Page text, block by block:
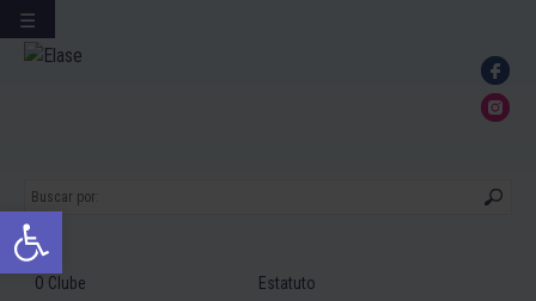
Abrir a barra de ferramentas
Ir
O Clube
Estatuto
☰